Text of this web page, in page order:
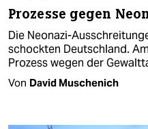
Prozesse gegen
Die Neonazi-
schockten Deutschland.
Prozess wegen der
Von David Muschenich